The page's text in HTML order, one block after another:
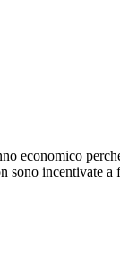
economico
sono incentivate a